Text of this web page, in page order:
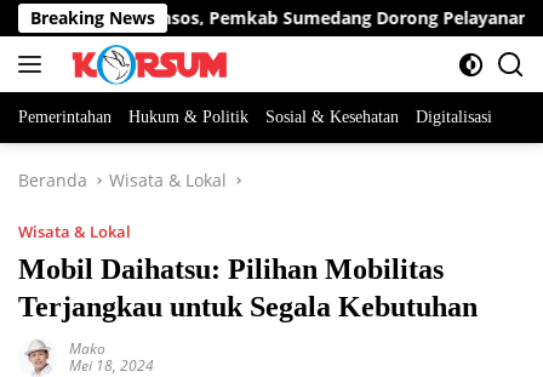
Langsung
ke
konten
Breaking News
Bansos, Pemkab Sumedang Dorong Pelayanan dan
Pemerintahan Hukum & Politik Sosial & Kesehatan Digitalisasi
Beranda Wisata & Lokal
Wisata & Lokal
Mobil Daihatsu: Pilihan Mobilitas
Terjangkau untuk Segala Kebutuhan
Mako
Mei 18, 2024